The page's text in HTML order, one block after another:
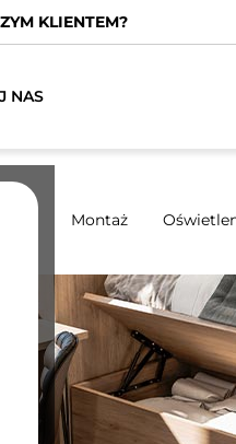
KLIENTEM?
NAS
Montaż